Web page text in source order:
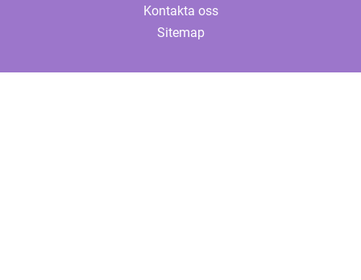
Kontakta oss
Sitemap